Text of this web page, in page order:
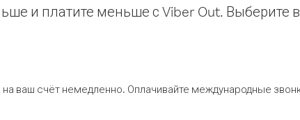
и платите меньше с Viber Out. Выберите
ваш счёт немедленно. Оплачивайте международные